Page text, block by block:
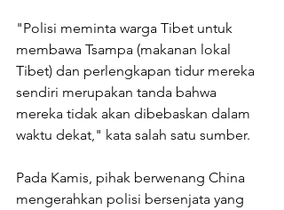
"Polisi meminta warga Tibet untuk
membawa Tsampa (makanan lokal
Tibet) dan perlengkapan tidur mereka
sendiri merupakan tanda bahwa
mereka tidak akan dibebaskan dalam
waktu dekat," kata salah satu sumber.
Pada Kamis, pihak berwenang China
mengerahkan polisi bersenjata yang